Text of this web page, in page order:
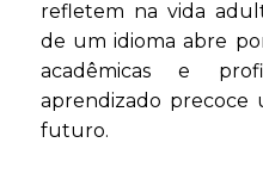
refletem na vida
de um idioma abre
acadêmicas e
aprendizado precoce
futuro.